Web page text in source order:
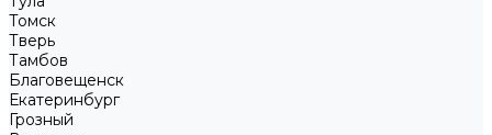
Томск
Тверь
Тамбов
Благовещенск
Екатеринбург
Грозный